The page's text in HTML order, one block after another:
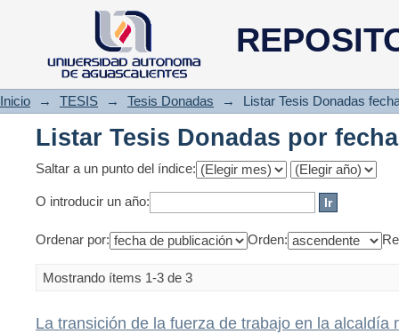
Listar Tesis Donadas por
Inicio → TESIS → Tesis Donadas → Listar Tesis Donadas
Listar Tesis Donadas por
Saltar a un punto del índice:
O introducir un año:
Ordenar por: Orden:
Mostrando ítems 1-3 de 3
La transición de la fuerza de trabajo en la alcaldía